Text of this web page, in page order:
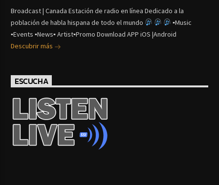
Broadcast | Canada Estación de radio en línea Dedicado a la
población de habla hispana de todo el mundo
▪Music
▪Events ▪News▪ Artist▪Promo Download APP iOS |Android
Descubrir más
ESCUCHA